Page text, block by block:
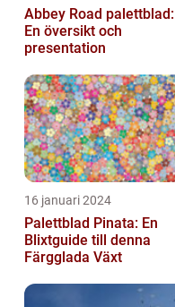
Abbey Road palettblad:
En översikt och
presentation
16 januari 2024
Palettblad Pinata: En
Blixtguide till denna
Färgglada Växt